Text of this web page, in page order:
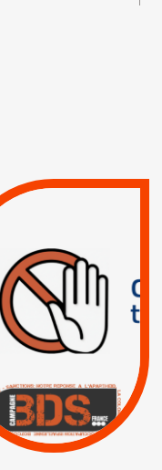
INTERNATIONAL ?
TRUMP, MACRON :
MÊME COMBAT
| Actus |
| Boycott militaire |
Lettres d'interpellation